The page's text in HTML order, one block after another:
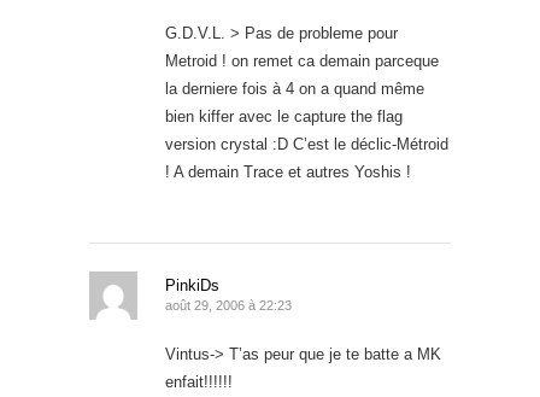
G.D.V.L. > Pas de probleme pour
Metroid ! on remet ca demain parceque
la derniere fois à 4 on a quand même
bien kiffer avec le capture the flag
version crystal :D C’est le déclic-Métroid
! A demain Trace et autres Yoshis !
PinkiDs
août 29, 2006 à 22:23
Vintus-> T’as peur que je te batte a MK
enfait!!!!!!